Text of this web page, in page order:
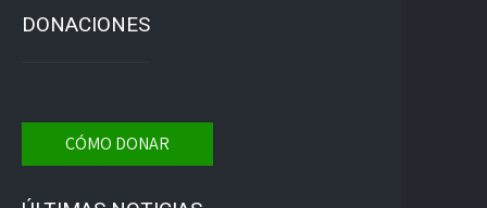
DONACIONES
CÓMO DONAR